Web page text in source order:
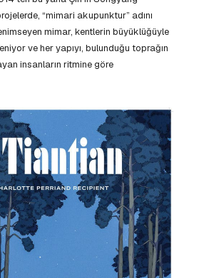
“mimari akupunktur” adını
mimar, kentlerin büyüklüğüyle
ve her yapıyı, bulunduğu toprağın
insanların ritmine göre